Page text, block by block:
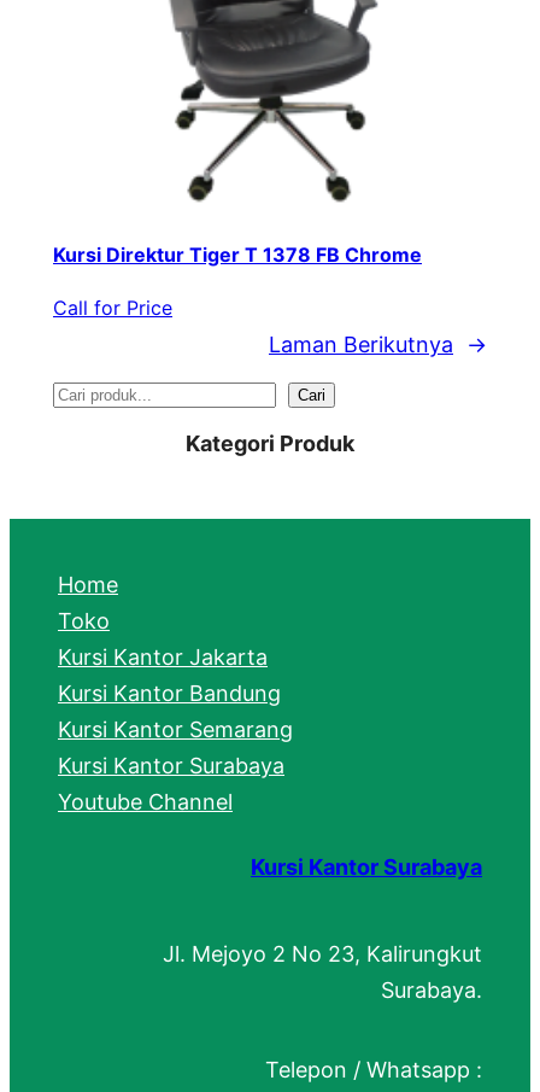
Kursi Direktur Tiger T 1378 FB Chrome
Call for Price
Laman Berikutnya →
S
r
h
Cari
Kategori Produk
Home
Toko
Kursi Kantor Jakarta
Kursi Kantor Bandung
Kursi Kantor Semarang
Kursi Kantor Surabaya
Youtube Channel
Kursi Kantor Surabaya
Jl. Mejoyo 2 No 23, Kalirungkut
Surabaya.
Telepon / Whatsapp :